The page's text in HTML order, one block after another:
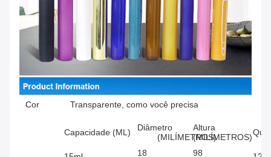
Cor Transparente, como você precisa
Capacidade (ML)
Diâmetro
(MILÍMETROS)
Altura
(MILÍMETROS)
18 98